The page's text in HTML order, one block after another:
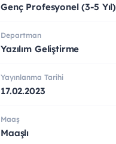
Genç Profesyonel (3-5 Yıl)
Departman
Yazılım Geliştirme
Yayınlanma Tarihi
17.02.2023
Maaş
Maaşlı